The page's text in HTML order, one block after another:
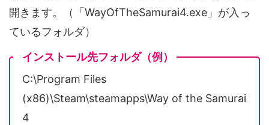
開きます。（「WayOfTheSamurai4.exe」が入っ
ているフォルダ）
インストール先フォルダ（例）
C:\Program Files
(x86)\Steam\steamapps\Way of the Samurai
4